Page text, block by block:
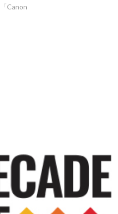
Canon